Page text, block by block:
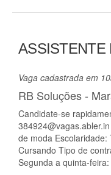
ASSISTENTE
Vaga cadastrada em
RB Soluções -
Candidate-se
384924@vagas.abler.in
de moda
Cursando Tipo de
Segunda a quinta-